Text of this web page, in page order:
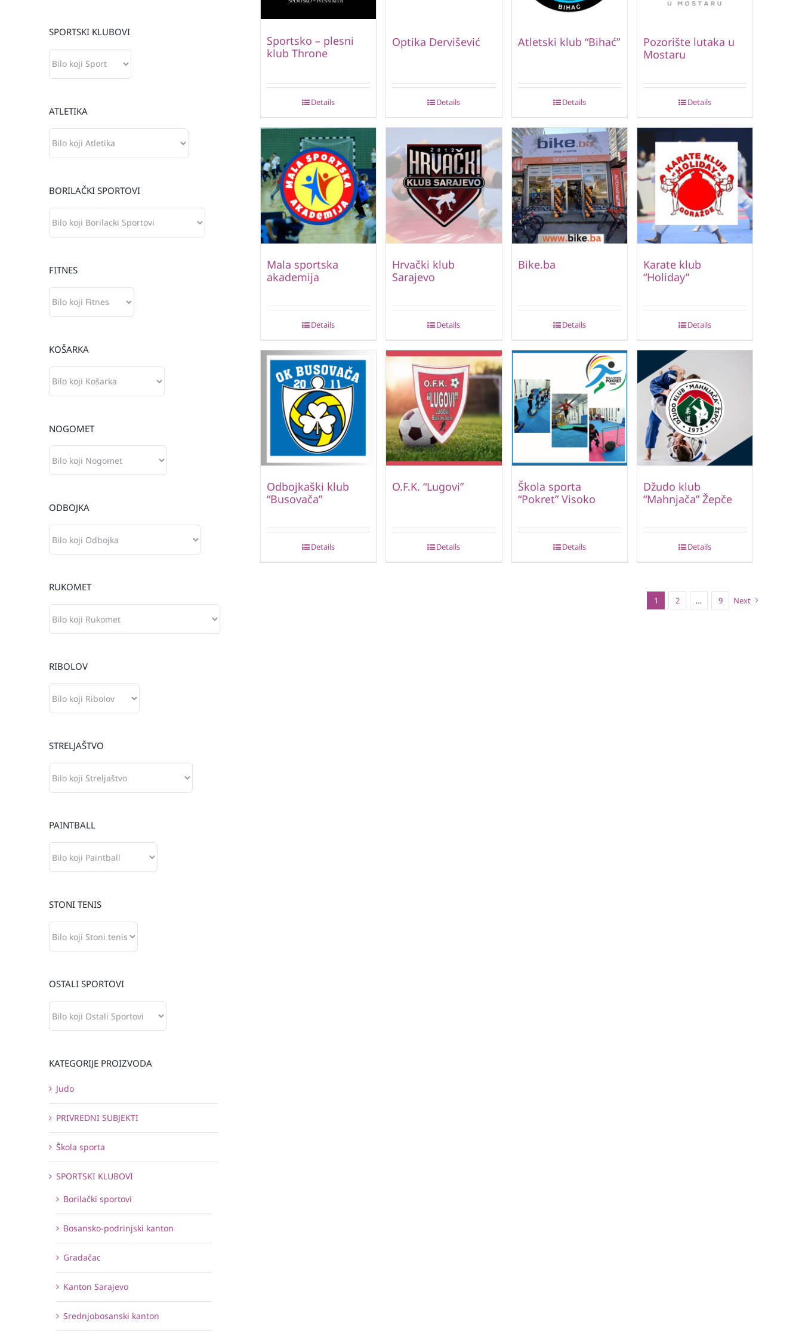
Sportsko – plesni
klub Throne
Details
Optika Dervišević
Details
Atletski klub “Bihać”
Details
Pozorište lutaka u
Mostaru
Details
Mala sportska
akademija
Details
Hrvački klub
Sarajevo
Details
Bike.ba
Details
Karate klub
“Holiday”
Details
Odbojkaški klub
“Busovača”
Details
O.F.K. “Lugovi”
Details
Škola sporta
“Pokret” Visoko
Details
Džudo klub
“Mahnjača” Žepče
Details
1 2 … 9 Next
SPORTSKI KLUBOVI
ATLETIKA
BORILAČKI SPORTOVI
FITNES
KOŠARKA
NOGOMET
ODBOJKA
RUKOMET
RIBOLOV
STRELJAŠTVO
PAINTBALL
STONI TENIS
OSTALI SPORTOVI
KATEGORIJE PROIZVODA
Judo
PRIVREDNI SUBJEKTI
Škola sporta
SPORTSKI KLUBOVI
Borilački sportovi
Bosansko-podrinjski kanton
Gradačac
Kanton Sarajevo
Srednjobosanski kanton